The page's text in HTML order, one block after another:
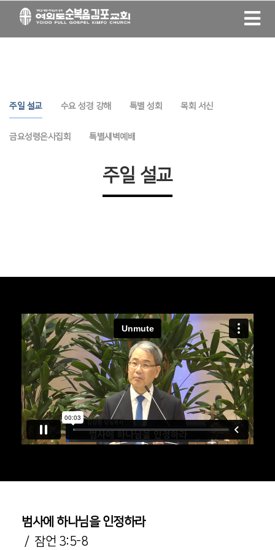
주일 설교 수요 성경 강해 특별 성회 목회 서신
금요성령은사집회 특별새벽예배
주일 설교
범사에 하나님을 인정하라
/ 잠언 3:5-8